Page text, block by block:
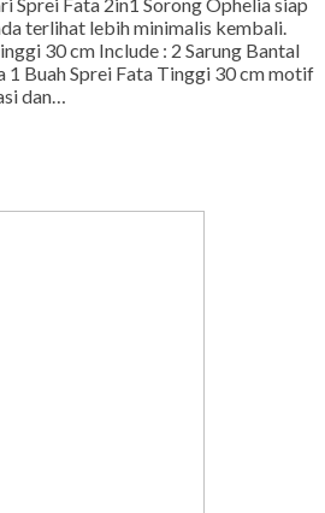
terlihat lebih minimalis kembali.
30 cm Include : 2 Sarung Bantal
1 Buah Sprei Fata Tinggi 30 cm motif
dan…